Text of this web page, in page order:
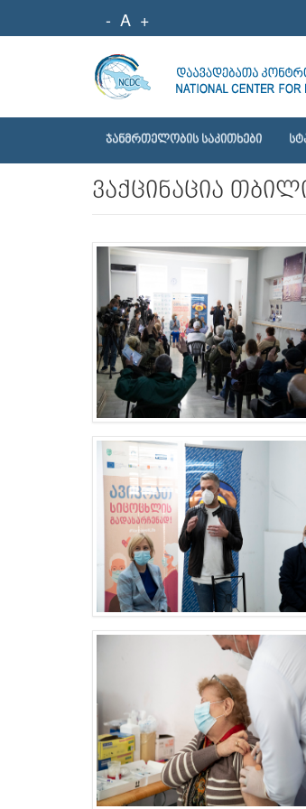
- A +
ᲯᲐᲜᲛᲠᲗᲔᲚᲝᲑᲘᲡ ᲡᲐᲙᲘᲗᲮᲔᲑᲘ
ვაქცინაცია